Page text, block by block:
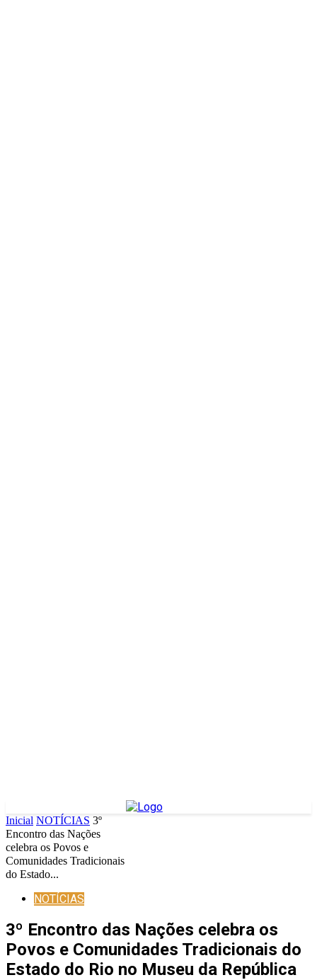
Inicial NOTÍCIAS 3º
Encontro das Nações
celebra os Povos e
Comunidades Tradicionais
do Estado...
NOTÍCIAS
3º Encontro das Nações celebra os
Povos e Comunidades Tradicionais do
Estado do Rio no Museu da República